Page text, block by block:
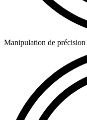
Manipulation de précision